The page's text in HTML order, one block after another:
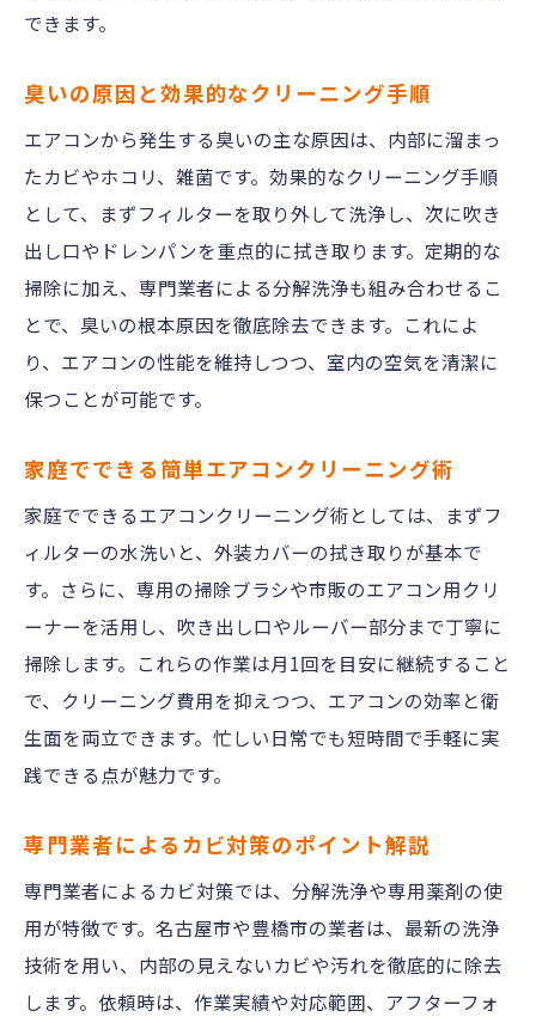
できます。
臭いの原因と効果的なクリーニング手順
エアコンから発生する臭いの主な原因は、内部に溜まっ
たカビやホコリ、雑菌です。効果的なクリーニング手順
として、まずフィルターを取り外して洗浄し、次に吹き
出し口やドレンパンを重点的に拭き取ります。定期的な
掃除に加え、専門業者による分解洗浄も組み合わせるこ
とで、臭いの根本原因を徹底除去できます。これによ
り、エアコンの性能を維持しつつ、室内の空気を清潔に
保つことが可能です。
家庭でできる簡単エアコンクリーニング術
家庭でできるエアコンクリーニング術としては、まずフ
ィルターの水洗いと、外装カバーの拭き取りが基本で
す。さらに、専用の掃除ブラシや市販のエアコン用クリ
ーナーを活用し、吹き出し口やルーバー部分まで丁寧に
掃除します。これらの作業は月1回を目安に継続すること
で、クリーニング費用を抑えつつ、エアコンの効率と衛
生面を両立できます。忙しい日常でも短時間で手軽に実
践できる点が魅力です。
専門業者によるカビ対策のポイント解説
専門業者によるカビ対策では、分解洗浄や専用薬剤の使
用が特徴です。名古屋市や豊橋市の業者は、最新の洗浄
技術を用い、内部の見えないカビや汚れを徹底的に除去
します。依頼時は、作業実績や対応範囲、アフターフォ